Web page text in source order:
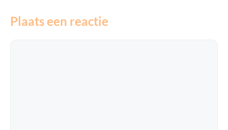
Plaats een reactie